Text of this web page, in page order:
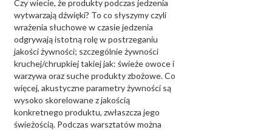
Czy wiecie, że produkty podczas jedzenia
wytwarzają dźwięki? To co słyszymy czyli
wrażenia słuchowe w czasie jedzenia
odgrywają istotną rolę w postrzeganiu
jakości żywności; szczególnie żywności
kruchej/chrupkiej takiej jak: świeże owoce i
warzywa oraz suche produkty zbożowe. Co
więcej, akustyczne parametry żywności są
wysoko skorelowane z jakością
konkretnego produktu, zwłaszcza jego
świeżością. Podczas warsztatów można